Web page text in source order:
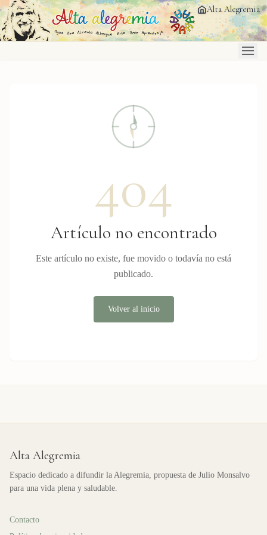
Saltar al contenido principal Alta Alegremia
404
Artículo no encontrado
Este artículo no existe, fue movido o todavía no está
publicado.
Volver al inicio
Alta Alegremia
Espacio dedicado a difundir la Alegremia, propuesta de Julio Monsalvo
para una vida plena y saludable.
Contacto